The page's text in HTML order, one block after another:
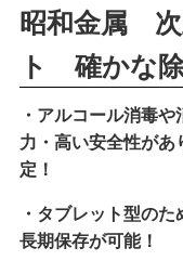
昭和金属 次
ト 確かな
・アルコール消毒
力・高い安全性が
定！
・タブレット型の
長期保存が可能！